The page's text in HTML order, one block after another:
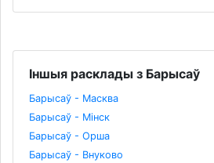
Іншыя расклады з Барысаў
Барысаў - Масква
Барысаў - Мінск
Барысаў - Орша
Барысаў - Внуково